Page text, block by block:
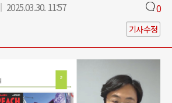
2025.03.30. 11:57 0
기사수정